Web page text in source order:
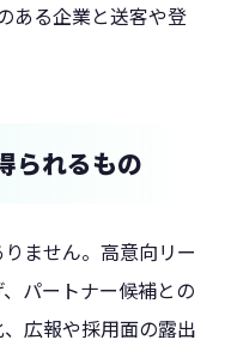
ある企業と送客や登
られるもの
ません。高意向リー
パートナー候補との
広報や採用面の露出